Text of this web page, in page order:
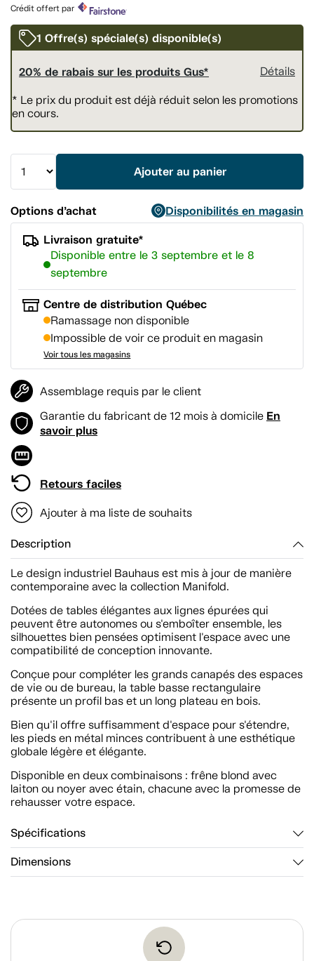
Lien
vers
la
même
Crédit offert par
1 Offre(s) spéciale(s) disponible(s)
20% de rabais sur les produits Gus* Détails
* Le prix du produit est déjà réduit selon les promotions
en cours.
Ajouter au panier
Options d’achat
Disponibilités en magasin
Livraison gratuite*
Disponible entre le 3 septembre et le 8
septembre
Centre de distribution Québec
Ramassage non disponible
Impossible de voir ce produit en magasin
Voir tous les magasins
Assemblage requis par le client
Garantie du fabricant de 12 mois à domicile En
savoir plus
Retours faciles
Ajouter à ma liste de souhaits
Description
Le design industriel Bauhaus est mis à jour de manière
contemporaine avec la collection Manifold.
Dotées de tables élégantes aux lignes épurées qui
peuvent être autonomes ou s'emboîter ensemble, les
silhouettes bien pensées optimisent l'espace avec une
compatibilité de conception innovante.
Conçue pour compléter les grands canapés des espaces
de vie ou de bureau, la table basse rectangulaire
présente un profil bas et un long plateau en bois.
Bien qu'il offre suffisamment d'espace pour s'étendre,
les pieds en métal minces contribuent à une esthétique
globale légère et élégante.
Disponible en deux combinaisons : frêne blond avec
laiton ou noyer avec étain, chacune avec la promesse de
rehausser votre espace.
Spécifications
Dimensions